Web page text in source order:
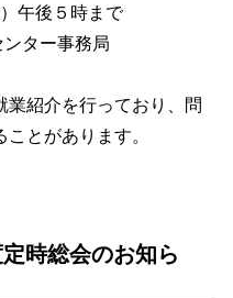
後５時まで
ター事務局
紹介を行っており、問
とがあります。
時総会のお知ら